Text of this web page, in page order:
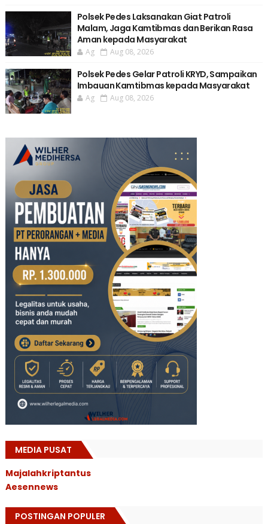
Polsek Pedes Laksanakan Giat Patroli
Malam, Jaga Kamtibmas dan Berikan Rasa
Aman kepada Masyarakat
Ag Aug 08, 2026
Polsek Pedes Gelar Patroli KRYD, Sampaikan
Imbauan Kamtibmas kepada Masyarakat
Ag Aug 08, 2026
MEDIA PUSAT
Majalahkriptantus
Aesennews
POSTINGAN POPULER